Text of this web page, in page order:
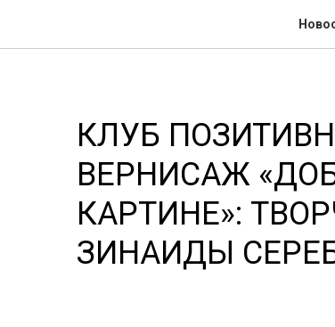
КЛУБ
ВЕРНИСАЖ
КАРТИНЕ»:
ЗИНАИДЫ